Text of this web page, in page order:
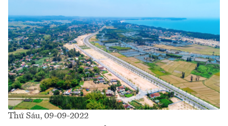
Thứ Sáu, 09-09-2022